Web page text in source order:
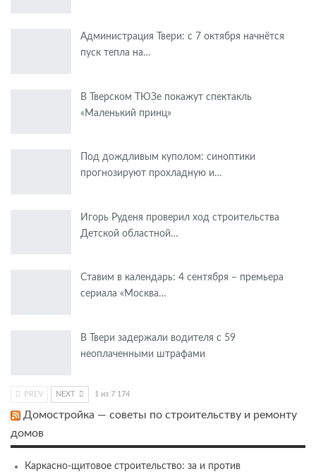
Администрация Твери: с 7 октября начнётся
пуск тепла на…
В Тверском ТЮЗе покажут спектакль
«Маленький принц»
Под дождливым куполом: синоптики
прогнозируют прохладную и…
Игорь Руденя проверил ход строительства
Детской областной…
Ставим в календарь: 4 сентября – премьера
сериала «Москва…
В Твери задержали водителя с 59
неоплаченными штрафами
PREV NEXT 1 из 7 174
Домостройка — советы по строительству и ремонту
домов
Каркасно-щитовое строительство: за и против